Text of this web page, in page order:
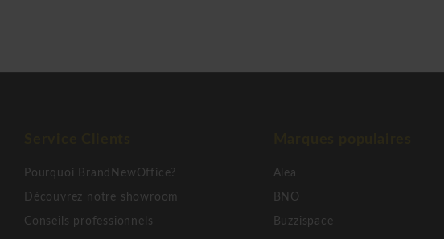
Pourquoi BrandNewOffice?
Découvrez notre showroom
Conseils professionnels
Alea
BNO
Buzzispace